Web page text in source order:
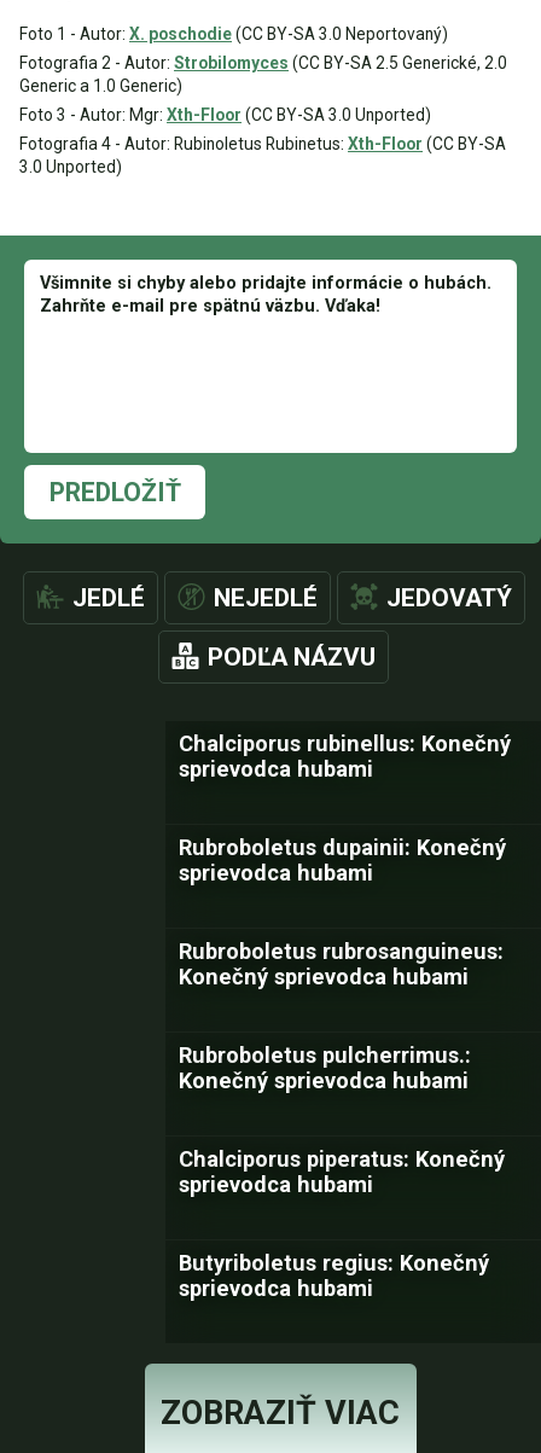
Foto 1 - Autor: X. poschodie(CC BY-SA 3.0 Neportovaný)
Fotografia 2 - Autor: Strobilomyces (CC BY-SA 2.5 Generické, 2.0
Generic a 1.0 Generic)
Foto 3 - Autor: Mgr: Xth-Floor (CC BY-SA 3.0 Unported)
Fotografia 4 - Autor: Rubinoletus Rubinetus: Xth-Floor (CC BY-SA
3.0 Unported)
PREDLOŽIŤ
JEDLÉ NEJEDLÉ JEDOVATÝ
PODĽA NÁZVU
Chalciporus rubinellus: Konečný
sprievodca hubami
Rubroboletus dupainii: Konečný
sprievodca hubami
Rubroboletus rubrosanguineus:
Konečný sprievodca hubami
Rubroboletus pulcherrimus.:
Konečný sprievodca hubami
Chalciporus piperatus: Konečný
sprievodca hubami
Butyriboletus regius: Konečný
sprievodca hubami
ZOBRAZIŤ VIAC